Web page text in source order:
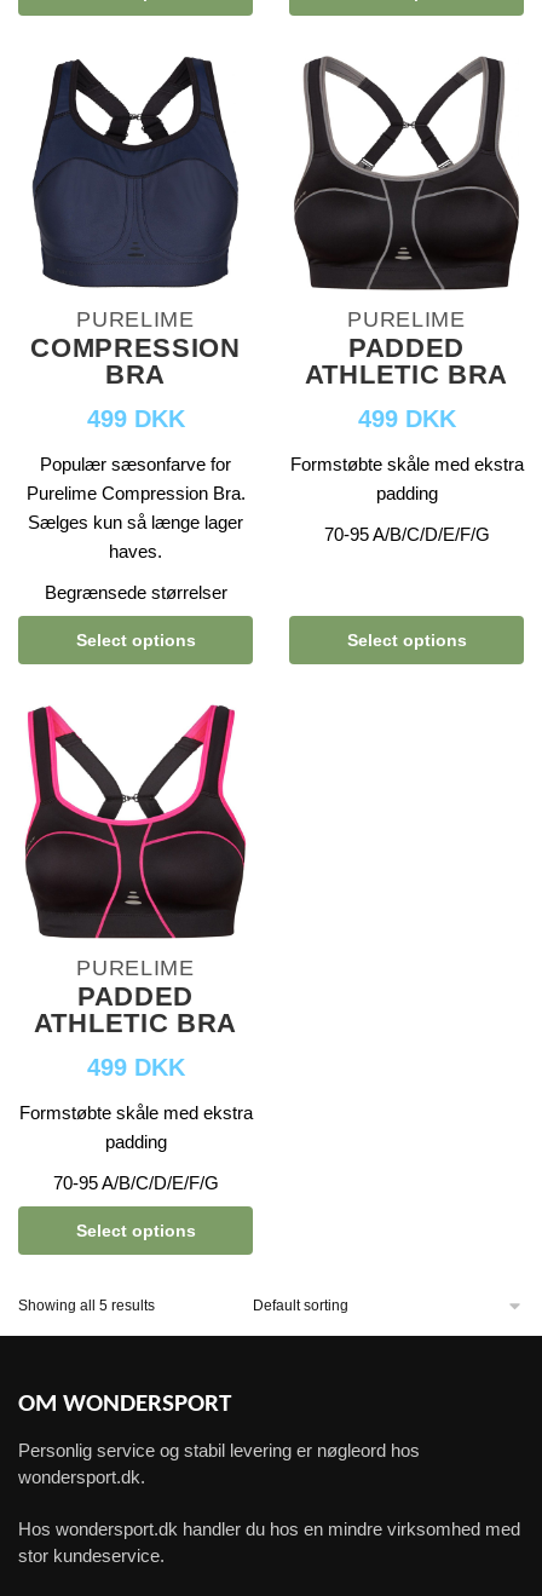
PURELIME
COMPRESSION
BRA
499 DKK
Populær sæsonfarve for
Purelime Compression Bra.
Sælges kun så længe lager
haves.
Begrænsede størrelser
Select options
PURELIME
PADDED
ATHLETIC BRA
499 DKK
Formstøbte skåle med ekstra
padding
70-95 A/B/C/D/E/F/G
Select options
PURELIME
PADDED
ATHLETIC BRA
499 DKK
Formstøbte skåle med ekstra
padding
70-95 A/B/C/D/E/F/G
Select options
Showing all 5 results
OM WONDERSPORT
Personlig service og stabil levering er nøgleord hos
wondersport.dk.
Hos wondersport.dk handler du hos en mindre virksomhed med
stor kundeservice.